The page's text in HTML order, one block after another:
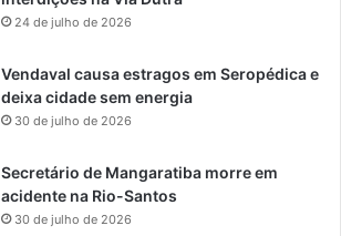
24 de julho de 2026
Vendaval causa estragos em Seropédica e
deixa cidade sem energia
30 de julho de 2026
Secretário de Mangaratiba morre em
acidente na Rio-Santos
30 de julho de 2026